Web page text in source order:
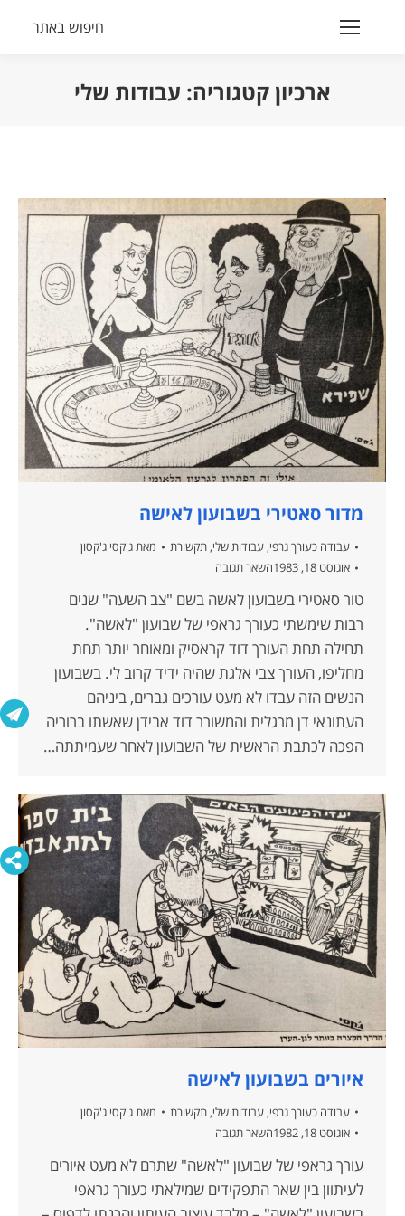
Search:
חיפוש באתר
ארכיון קטגוריה: עבודות שלי
מדור סאטירי בשבועון לאישה
עבודה כעורך גרפי, עבודות שלי, תקשורת מאתג'קסי ג'קסון
אוגוסט 18, 1983
השאר תגובה
טור סאטירי בשבועון לאשה בשם "צב השעה" שנים
רבות שימשתי כעורך גראפי של שבועון "לאשה".
תחילה תחת העורך דוד קראסיק ומאוחר יותר תחת
מחליפו, העורך צבי אלגת שהיה ידיד קרוב לי. בשבועון
הנשים הזה עבדו לא מעט עורכים גברים, ביניהם
העתונאי דן מרגלית והמשורר דוד אבידן שאשתו ברוריה
הפכה לכתבת הראשית של השבועון לאחר שעמיתתה…
איורים בשבועון לאישה
עבודה כעורך גרפי, עבודות שלי, תקשורת מאתג'קסי ג'קסון
אוגוסט 18, 1982
השאר תגובה
עורך גראפי של שבועון "לאשה" שתרם לא מעט איורים
לעיתוון בין שאר התפקידים שמילאתי כעורך גראפי